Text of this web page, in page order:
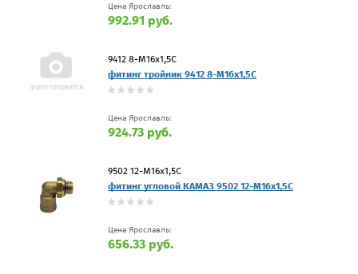
Цена Ярославль:
992.91 руб.
9412 8-М16х1,5С
фитинг тройник 9412 8-М16х1,5С
Цена Ярославль:
924.73 руб.
9502 12-M16x1,5С
фитинг угловой КАМАЗ 9502 12-M16x1,5С
Цена Ярославль:
656.33 руб.